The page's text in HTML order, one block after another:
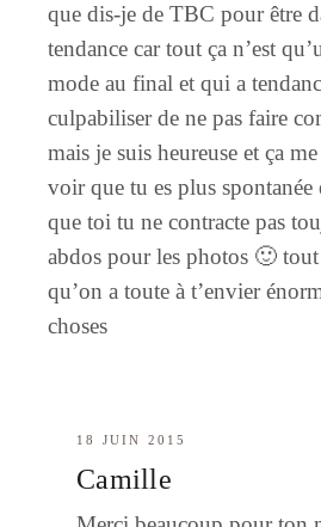
que dis-je de TBC pour être
tendance car tout ça n’est
mode au final et qui a
culpabiliser de ne pas faire
mais je suis heureuse et ça
voir que tu es plus spontanée
que toi tu ne contracte pas
abdos pour les photos 🙂
qu’on a toute à t’envier
choses
18 JUIN 2015
Camille